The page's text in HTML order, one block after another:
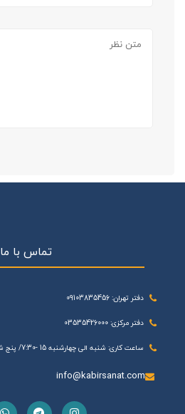
تماس با ما
دفتر تهران: 09103835456
دفتر مرکزی: 03535426000
ساعت کاری: شنبه الی چهارشنبه 15 -7:30/ پنج شنبه 13 - 7:30
info@kabirsanat.com